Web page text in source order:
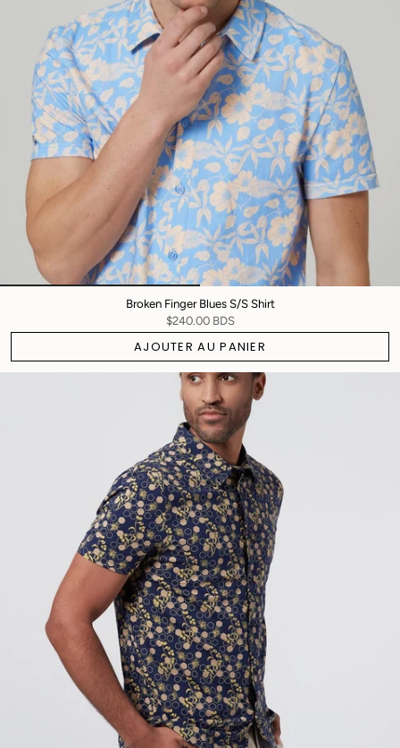
Broken Finger Blues S/S Shirt
$240.00 BDS
AJOUTER AU PANIER